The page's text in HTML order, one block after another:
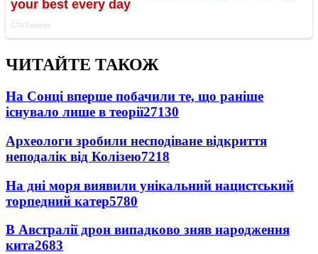
ЧИТАЙТЕ ТАКОЖ
На Сонці вперше побачили те, що раніше
існувало лише в теорії27130
Археологи зробили несподіване відкриття
неподалік від Колізею7218
На дні моря виявили унікальний нацистський
торпедний катер5780
В Австралії дрон випадково зняв народження
кита2683